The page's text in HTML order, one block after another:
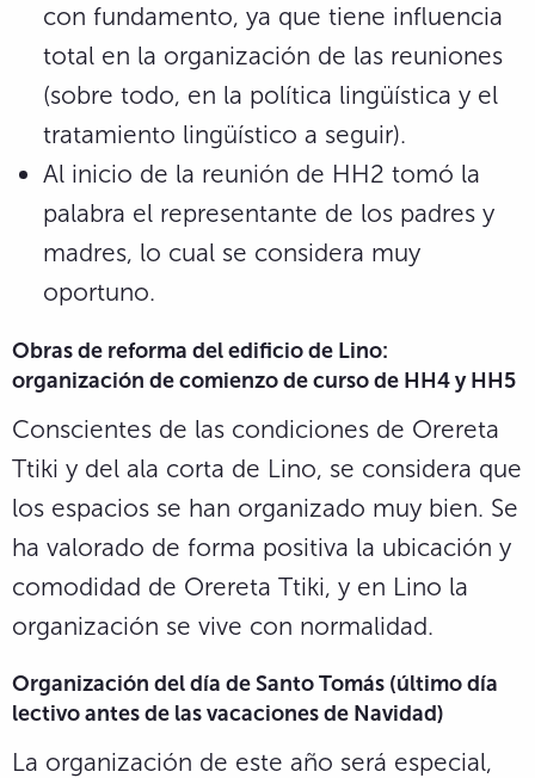
con fundamento, ya que tiene influencia
total en la organización de las reuniones
(sobre todo, en la política lingüística y el
tratamiento lingüístico a seguir).
Al inicio de la reunión de HH2 tomó la
palabra el representante de los padres y
madres, lo cual se considera muy
oportuno.
Obras de reforma del edificio de Lino:
organización de comienzo de curso de HH4 y HH5
Conscientes de las condiciones de Orereta
Ttiki y del ala corta de Lino, se considera que
los espacios se han organizado muy bien. Se
ha valorado de forma positiva la ubicación y
comodidad de Orereta Ttiki, y en Lino la
organización se vive con normalidad.
Organización del día de Santo Tomás (último día
lectivo antes de las vacaciones de Navidad)
La organización de este año será especial,